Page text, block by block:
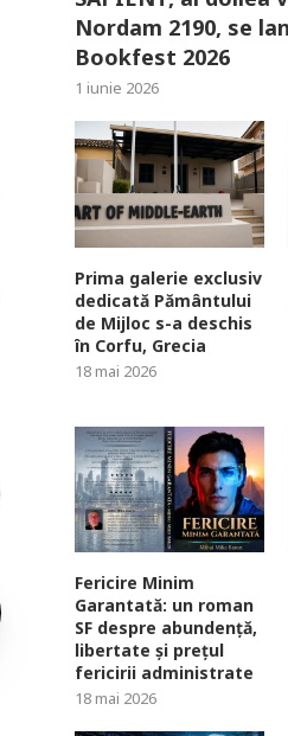
Nordam 2190, se
Bookfest 2026
1 iunie 2026
Prima galerie exclusiv
dedicată Pământului
de Mijloc s-a deschis
în Corfu, Grecia
18 mai 2026
Fericire Minim
Garantată: un roman
SF despre abundență,
libertate și prețul
fericirii administrate
18 mai 2026